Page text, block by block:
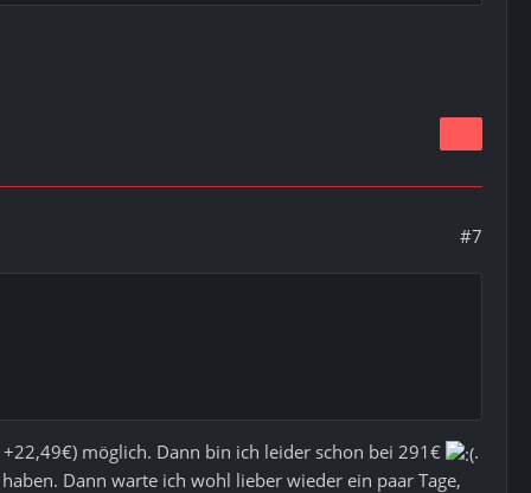
#7
möglich. Dann bin ich leider schon bei 291€
.
Dann warte ich wohl lieber wieder ein paar Tage,